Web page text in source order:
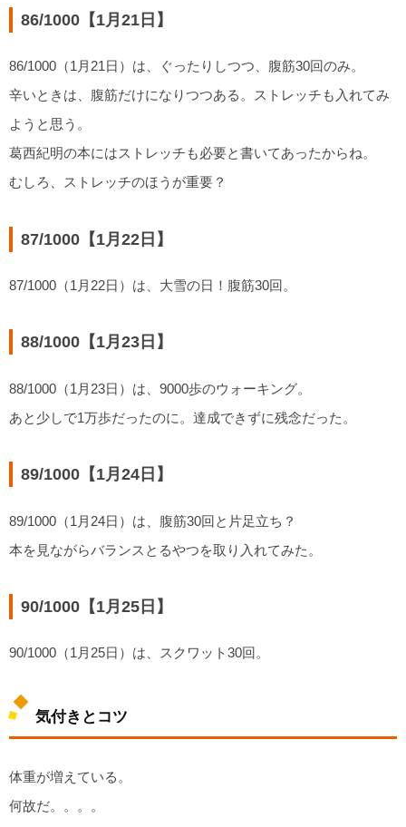
86/1000【1月21日】
86/1000（1月21日）は、ぐったりしつつ、腹筋30回のみ。
辛いときは、腹筋だけになりつつある。ストレッチも入れてみ
ようと思う。
葛西紀明の本にはストレッチも必要と書いてあったからね。
むしろ、ストレッチのほうが重要？
87/1000【1月22日】
87/1000（1月22日）は、大雪の日！腹筋30回。
88/1000【1月23日】
88/1000（1月23日）は、9000歩のウォーキング。
あと少しで1万歩だったのに。達成できずに残念だった。
89/1000【1月24日】
89/1000（1月24日）は、腹筋30回と片足立ち？
本を見ながらバランスとるやつを取り入れてみた。
90/1000【1月25日】
90/1000（1月25日）は、スクワット30回。
気付きとコツ
体重が増えている。
何故だ。。。。